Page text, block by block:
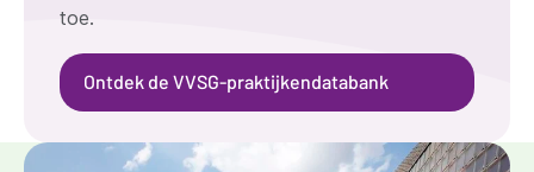
toe.
Ontdek de VVSG-praktijkendatabank